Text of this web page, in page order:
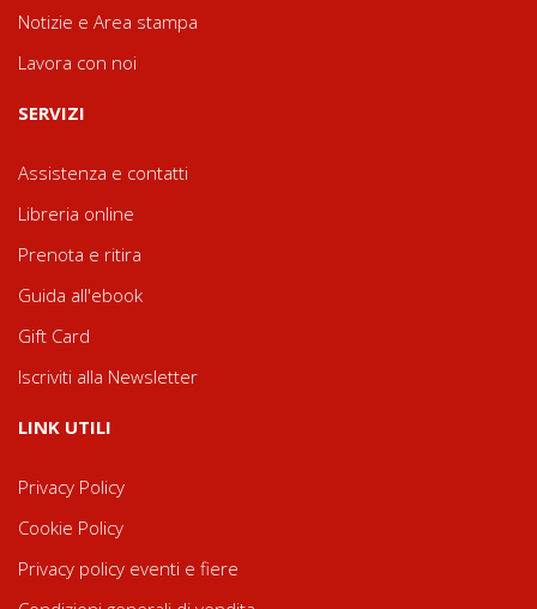
Notizie e Area stampa
Lavora con noi
SERVIZI
Assistenza e contatti
Libreria online
Prenota e ritira
Guida all'ebook
Gift Card
Iscriviti alla Newsletter
LINK UTILI
Privacy Policy
Cookie Policy
Privacy policy eventi e fiere